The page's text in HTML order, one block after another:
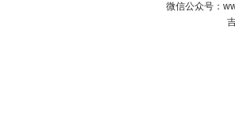
微信公众号：